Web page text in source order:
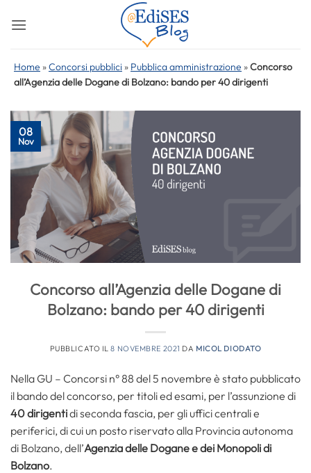
Home »Concorsi pubblici » Pubblica amministrazione »Concorso
all’Agenzia delle Dogane di Bolzano: bando per 40 dirigenti
08
Nov
Concorso all’Agenzia delle Dogane di
Bolzano: bando per 40 dirigenti
PUBBLICATO IL8 NOVEMBRE 2021 DA MICOL DIODATO
Nella GU – Concorsi n° 88 del 5 novembre è stato pubblicato
il bando del concorso, per titoli ed esami, per l’assunzione di
40 dirigentidi seconda fascia, per gli uffici centrali e
periferici, di cui un posto riservato alla Provincia autonoma
di Bolzano, dell’Agenzia delle Dogane e dei Monopoli di
Bolzano.